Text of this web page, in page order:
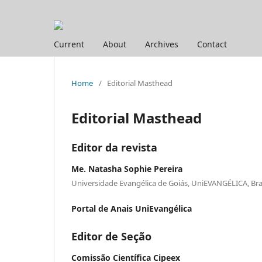
Current About Archives Contact
Home / Editorial Masthead
Editorial Masthead
Editor da revista
Me. Natasha Sophie Pereira
Universidade Evangélica de Goiás, UniEVANGÉLICA,
Portal de Anais UniEvangélica
Editor de Seção
Comissão Científica Cipeex